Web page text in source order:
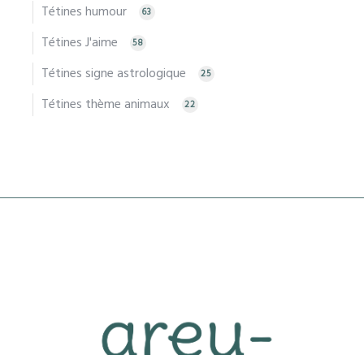
Tétines humour 63
Tétines J'aime 58
Tétines signe astrologique 25
Tétines thème animaux 22